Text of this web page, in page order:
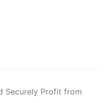
Securely Profit from